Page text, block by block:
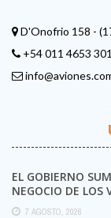
D'Onofrio 158 -
+54 011 4653
EL GOBIERNO
NEGOCIO DE LOS
7 AGOSTO, 2026